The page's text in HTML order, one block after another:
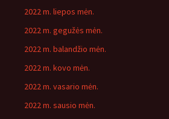
2022 m. liepos mėn.
2022 m. gegužės mėn.
2022 m. balandžio mėn.
2022 m. kovo mėn.
2022 m. vasario mėn.
2022 m. sausio mėn.